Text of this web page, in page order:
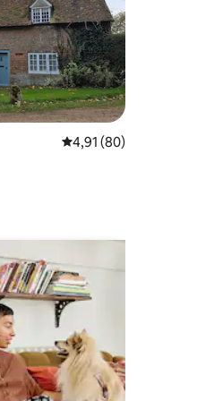
Просечна оцена:
4,91 (80)